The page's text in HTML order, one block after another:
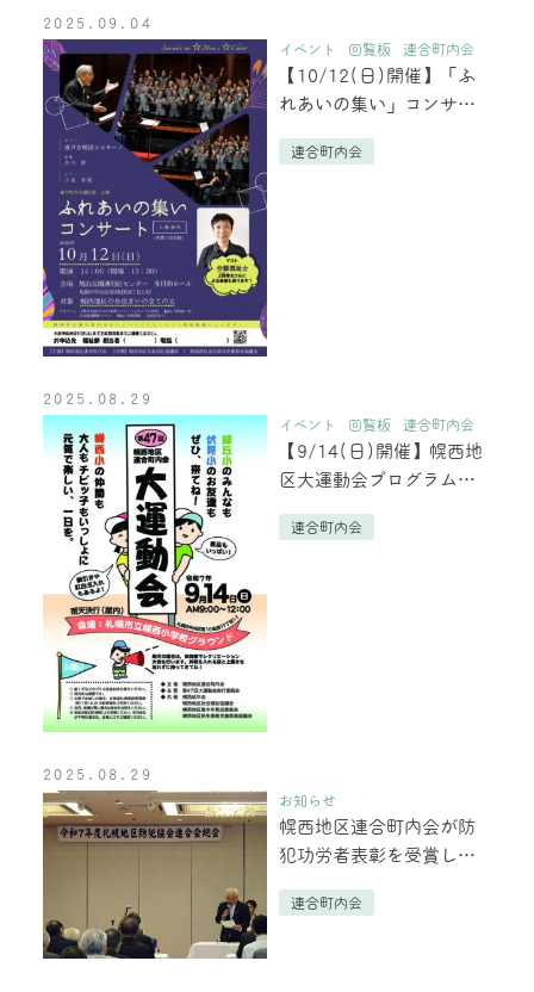
2025.09.04
イベント
回覧板 連合町内会
【10/12(日)開催】「ふ
れあいの集い」コンサー
連合町内会
2025.08.29
イベント
回覧板 連合町内会
【9/14(日)開催】幌西地
区大運動会プログラムが
連合町内会
2025.08.29
お知らせ
幌西地区連合町内会が防
犯功労者表彰を受賞しま
連合町内会